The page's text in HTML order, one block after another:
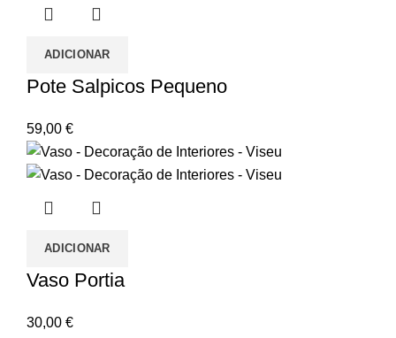
ADICIONAR
Pote Salpicos Pequeno
59,00 €
ADICIONAR
Vaso Portia
30,00 €